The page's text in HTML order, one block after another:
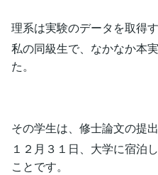
理系は実験のデータを取得
私の同級生で、なかなか本
た。
その学生は、修士論文の提
１２月３１日、大学に宿泊
ことです。